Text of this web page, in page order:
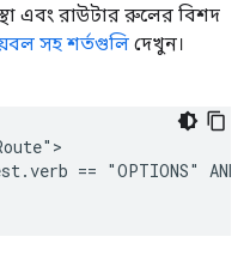
এবং রাউটার রুলের বিশদ
সহ শর্তগুলি দেখুন।
== "OPTIONS" AND